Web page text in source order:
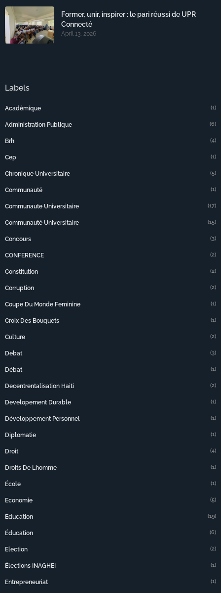
Former, unir, inspirer : le pari réussi de UPR
Connecté
April 13, 2026
Labels
Académique (1)
Administration Publique (6)
Brh (4)
Cep (1)
Chronique Universitaire (5)
Communauté (1)
Communaute Universitaire (17)
Communauté Universitaire (15)
Concours (3)
CONFERENCE (2)
Constitution (2)
Corruption (2)
Coupe Du Monde Feminine (1)
Croix Des Bouquets (1)
Culture (2)
Debat (3)
Débat (1)
Decentrentalisation Haiti (2)
Developement Durable (1)
Développement Personnel (1)
Diplomatie (1)
Droit (4)
Droits De Lhomme (1)
École (1)
Economie (5)
Education (19)
Éducation (6)
Election (2)
Élections INAGHEI (1)
Entrepreneuriat (1)